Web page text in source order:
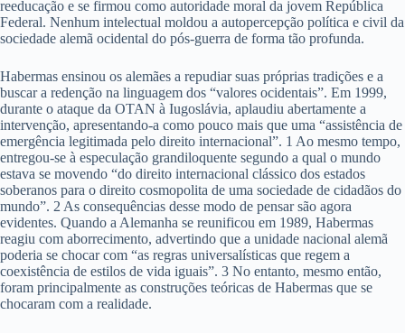
reeducação e se firmou como autoridade moral da jovem República
Federal. Nenhum intelectual moldou a autopercepção política e civil da
sociedade alemã ocidental do pós-guerra de forma tão profunda.
Habermas ensinou os alemães a repudiar suas próprias tradições e a
buscar a redenção na linguagem dos “valores ocidentais”. Em 1999,
durante o ataque da OTAN à Iugoslávia, aplaudiu abertamente a
intervenção, apresentando-a como pouco mais que uma “assistência de
emergência legitimada pelo direito internacional”. 1 Ao mesmo tempo,
entregou-se à especulação grandiloquente segundo a qual o mundo
estava se movendo “do direito internacional clássico dos estados
soberanos para o direito cosmopolita de uma sociedade de cidadãos do
mundo”. 2 As consequências desse modo de pensar são agora
evidentes. Quando a Alemanha se reunificou em 1989, Habermas
reagiu com aborrecimento, advertindo que a unidade nacional alemã
poderia se chocar com “as regras universalísticas que regem a
coexistência de estilos de vida iguais”. 3 No entanto, mesmo então,
foram principalmente as construções teóricas de Habermas que se
chocaram com a realidade.